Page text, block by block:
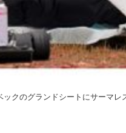
クのグランドシートにサーマ